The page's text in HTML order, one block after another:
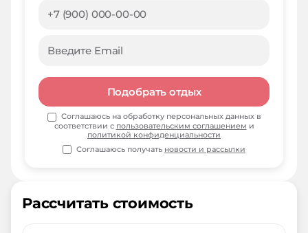
Рассчитать стоимость
Подобрать отдых
Соглашаюсь на обработку персональных данных в
соответствии с пользовательским соглашением и
политикой конфиденциальности
Соглашаюсь получать новости и рассылки